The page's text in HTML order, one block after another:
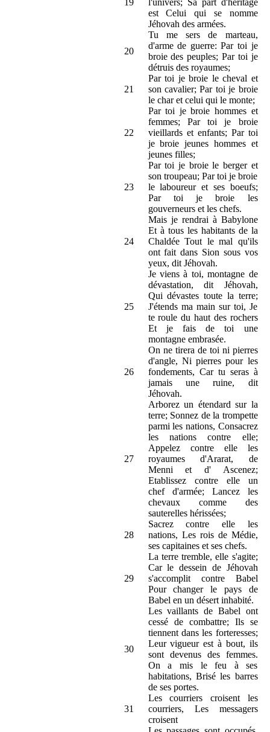
est Celui qui se nomme
Jéhovah des armées.
20
Tu me sers de marteau,
d'arme de guerre: Par toi je
broie des peuples; Par toi je
détruis des royaumes;
21
Par toi je broie le cheval et
son cavalier; Par toi je broie
le char et celui qui le monte;
22
Par toi je broie hommes et
femmes; Par toi je broie
vieillards et enfants; Par toi
je broie jeunes hommes et
jeunes filles;
23
Par toi je broie le berger et
son troupeau; Par toi je broie
le laboureur et ses boeufs;
Par toi je broie les
gouverneurs et les chefs.
24
Mais je rendrai à Babylone
Et à tous les habitants de la
Chaldée Tout le mal qu'ils
ont fait dans Sion sous vos
yeux, dit Jéhovah.
25
Je viens à toi, montagne de
dévastation, dit Jéhovah,
Qui dévastes toute la terre;
J'étends ma main sur toi, Je
te roule du haut des rochers
Et je fais de toi une
montagne embrasée.
26
On ne tirera de toi ni pierres
d'angle, Ni pierres pour les
fondements, Car tu seras à
jamais une ruine, dit
Jéhovah.
27
Arborez un étendard sur la
terre; Sonnez de la trompette
parmi les nations, Consacrez
les nations contre elle;
Appelez contre elle les
royaumes d'Ararat, de
Menni et d' Ascenez;
Etablissez contre elle un
chef d'armée; Lancez les
chevaux comme des
sauterelles hérissées;
28
Sacrez contre elle les
nations, Les rois de Médie,
ses capitaines et ses chefs.
29
La terre tremble, elle s'agite;
Car le dessein de Jéhovah
s'accomplit contre Babel
Pour changer le pays de
Babel en un désert inhabité.
30
Les vaillants de Babel ont
cessé de combattre; Ils se
tiennent dans les forteresses;
Leur vigueur est à bout, ils
sont devenus des femmes.
On a mis le feu à ses
habitations, Brisé les barres
de ses portes.
31
Les courriers croisent les
courriers, Les messagers
croisent